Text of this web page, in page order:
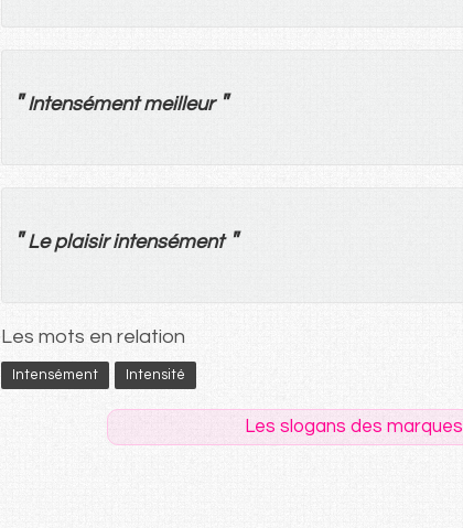
" Intensément meilleur "
" Le plaisir intensément "
Les mots en relation
Intensément Intensité
Les slogans des marques